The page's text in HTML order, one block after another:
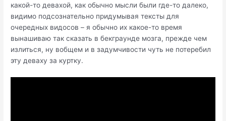
какой-то девахой, как обычно мысли были где-то далеко,
видимо подсознательно придумывая тексты для
очередных видосов – я обычно их какое-то время
вынашиваю так сказать в бекграунде мозга, прежде чем
излиться, ну вобщем и в задумчивости чуть не потеребил
эту деваху за куртку.